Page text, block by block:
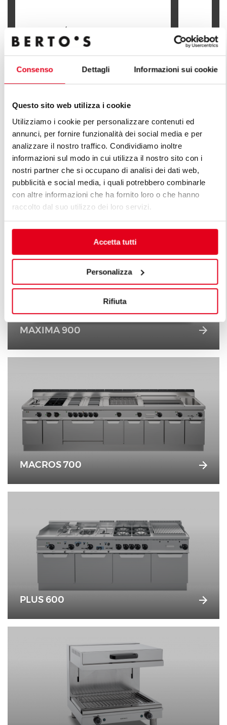
Consenso Dettagli Informazioni sui cookie
Questo sito web utilizza i cookie
Utilizziamo i cookie per personalizzare contenuti ed
annunci, per fornire funzionalità dei social media e per
analizzare il nostro traffico. Condividiamo inoltre
informazioni sul modo in cui utilizza il nostro sito con i
nostri partner che si occupano di analisi dei dati web,
pubblicità e social media, i quali potrebbero combinarle
con altre informazioni che ha fornito loro o che hanno
raccolto dal suo utilizzo dei loro servizi.
Accetta tutti
Personalizza
Rifiuta
FRITEUSES ÉLECTRIQUE - 7+7 L
(COMMANDES ELECTRONIQUES
BFLEX)
DÉCOUVREZ TOUTES LES LIGNES
DE LIGNE PLUS
Une infinie série de solutions pour répondre aux
attentes du marché. Cuisines polyvalentes dotées de
différentes caractéristiques de capacité de production.
MAXIMA 900
MACROS 700
PLUS 600